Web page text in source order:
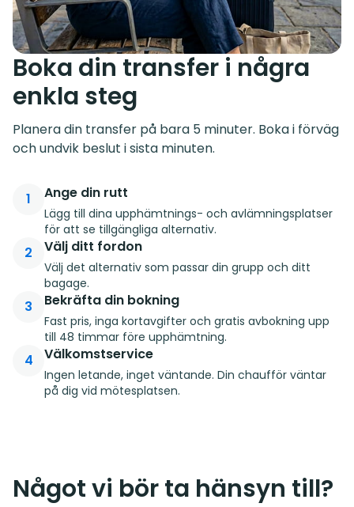
Boka din transfer i några
enkla steg
Planera din transfer på bara 5 minuter. Boka i förväg
och undvik beslut i sista minuten.
1 Ange din rutt
Lägg till dina upphämtnings- och avlämningsplatser
för att se tillgängliga alternativ.
2 Välj ditt fordon
Välj det alternativ som passar din grupp och ditt
bagage.
3 Bekräfta din bokning
Fast pris, inga kortavgifter och gratis avbokning upp
till 48 timmar före upphämtning.
4 Välkomstservice
Ingen letande, inget väntande. Din chaufför väntar
på dig vid mötesplatsen.
Något vi bör ta hänsyn till?